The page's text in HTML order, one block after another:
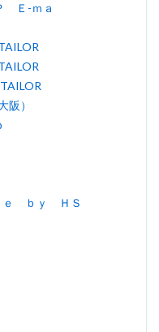
Ｅ-ｍａ
阪）
ｅ ｂｙ ＨＳ